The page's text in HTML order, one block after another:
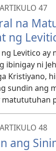
47
na
ng
Levitico ay
ibinigay ni
Kristiyano,
sundin ang
matututuhan
48
ang